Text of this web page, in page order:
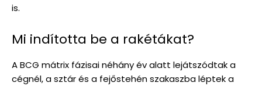
is.
Mi indította be a rakétákat?
A BCG mátrix fázisai néhány év alatt lejátszódtak a
cégnél, a sztár és a fejőstehén szakaszba léptek a